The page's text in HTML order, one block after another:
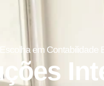
Escolha em Contabilidade